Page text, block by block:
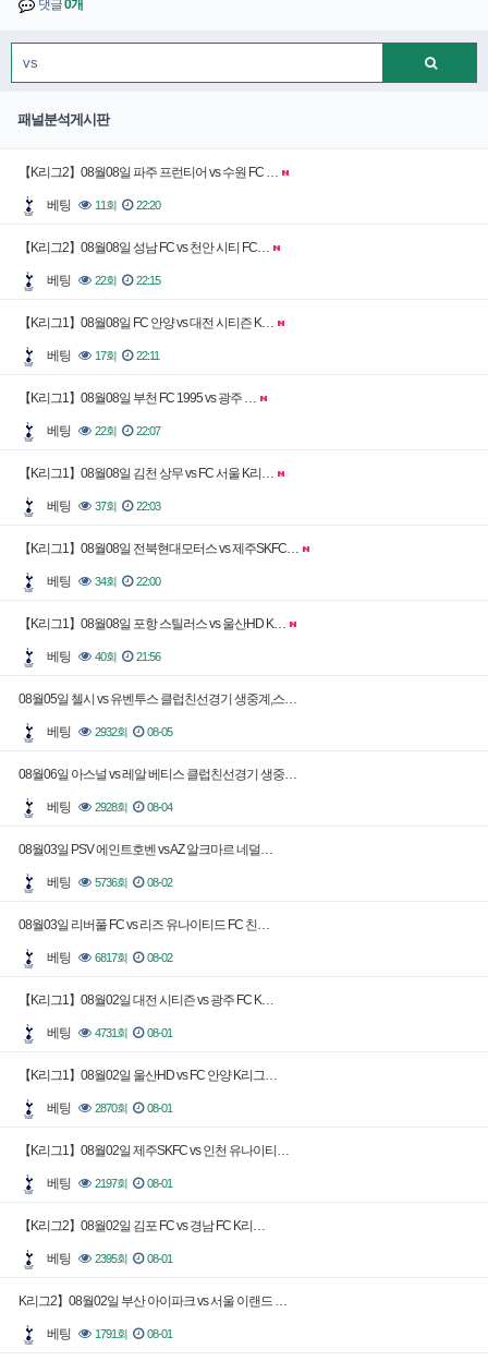
댓글0개
패널분석게시판
【K리그2】08월08일 파주 프런티어 vs 수원 FC …
베팅 11회 22:20
【K리그2】08월08일 성남 FC vs 천안 시티 FC…
베팅 22회 22:15
【K리그1】08월08일 FC 안양 vs 대전 시티즌 K…
베팅 17회 22:11
【K리그1】08월08일 부천 FC 1995 vs 광주 …
베팅 22회 22:07
【K리그1】08월08일 김천 상무 vs FC 서울 K리…
베팅 37회 22:03
【K리그1】08월08일 전북현대모터스 vs 제주SKFC…
베팅 34회 22:00
【K리그1】08월08일 포항 스틸러스 vs 울산HD K…
베팅 40회 21:56
08월05일 첼시 vs 유벤투스 클럽친선경기 생중계,스…
베팅 2932회 08-05
08월06일 아스널 vs 레알 베티스 클럽친선경기 생중…
베팅 2928회 08-04
08월03일 PSV 에인트호벤 vs AZ 알크마르 네덜…
베팅 5736회 08-02
08월03일 리버풀 FC vs 리즈 유나이티드 FC 친…
베팅 6817회 08-02
【K리그1】08월02일 대전 시티즌 vs 광주 FC K…
베팅 4731회 08-01
【K리그1】08월02일 울산HD vs FC 안양 K리그…
베팅 2870회 08-01
【K리그1】08월02일 제주SKFC vs 인천 유나이티…
베팅 2197회 08-01
【K리그2】08월02일 김포 FC vs 경남 FC K리…
베팅 2395회 08-01
K리그2】08월02일 부산 아이파크 vs 서울 이랜드 …
베팅 1791회 08-01